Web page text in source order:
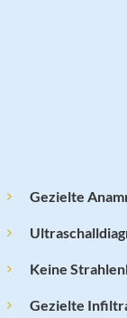
 Gezielte

 Keine

Gezielte